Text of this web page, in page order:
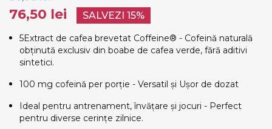
76,50 lei SALVEZI 15%
5Extract de cafea brevetat Coffeine® - Cofeină naturală
obținută exclusiv din boabe de cafea verde, fără aditivi
sintetici.
100 mg cofeină per porție - Versatil și Ușor de dozat
Ideal pentru antrenament, învățare și jocuri - Perfect
pentru diverse cerințe zilnice.